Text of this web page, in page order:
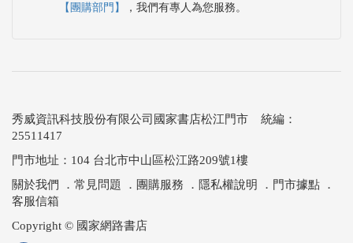
【團購部門】
，我們有專人為您服務。
秀威資訊科技股份有限公司國家書店松江門市 統編：
25511417
門市地址：104 台北市中山區松江路209號1樓
關於我們 ． 常見問題 ． 團購服務 ． 隱私權說明 ． 門市據點 ．
客服信箱
Copyright © 國家網路書店